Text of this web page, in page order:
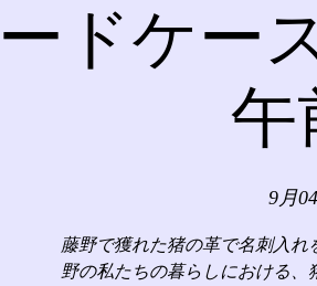
ドケー
午
9月
藤野で獲れた猪の革で名刺入
野の私たちの暮らしにおける